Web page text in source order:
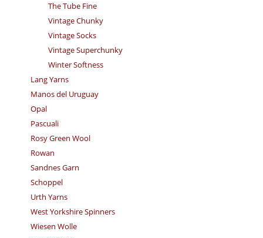
The Tube Fine
Vintage Chunky
Vintage Socks
Vintage Superchunky
Winter Softness
Lang Yarns
Manos del Uruguay
Opal
Pascuali
Rosy Green Wool
Rowan
Sandnes Garn
Schoppel
Urth Yarns
West Yorkshire Spinners
Wiesen Wolle